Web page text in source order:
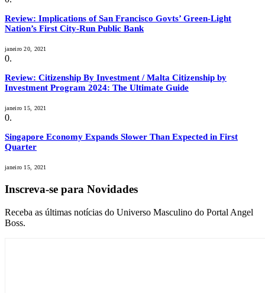
Review: Implications of San Francisco Govts’ Green-Light
Nation’s First City-Run Public Bank
janeiro 20, 2021
Review: Citizenship By Investment / Malta Citizenship by
Investment Program 2024: The Ultimate Guide
janeiro 15, 2021
Singapore Economy Expands Slower Than Expected in First
Quarter
janeiro 15, 2021
Inscreva-se para Novidades
Receba as últimas notícias do Universo Masculino do Portal Angel
Boss.